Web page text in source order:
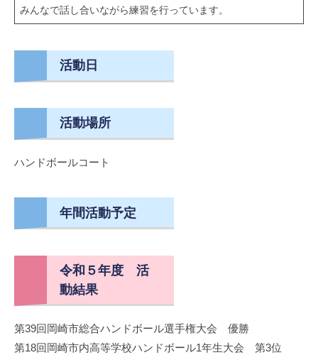
みんなで話し合いながら練習を行っています。
活動日
活動場所
ハンドボールコート
年間活動予定
令和５年度 活
動結果
第39回岡崎市総合ハンドボール選手権大会 優勝
第18回岡崎市内高等学校ハンドボール1年生大会 第3位